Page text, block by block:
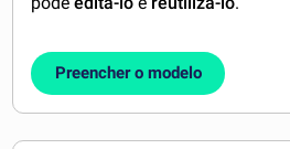
Preencher o modelo